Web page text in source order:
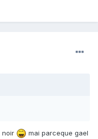
noir
mai parceque gael